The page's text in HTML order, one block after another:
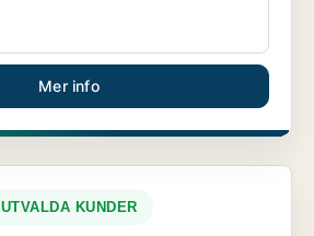
Mer info
UTVALDA KUNDER